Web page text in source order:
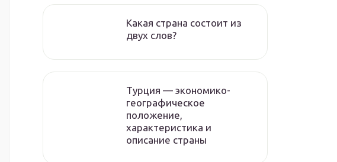
Какая страна состоит из
двух слов?
Турция — экономико-
географическое
положение,
характеристика и
описание страны